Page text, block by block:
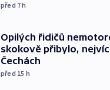
před 7h
Opilých řidičů
skokově přibylo,
Čechách
před 15 h